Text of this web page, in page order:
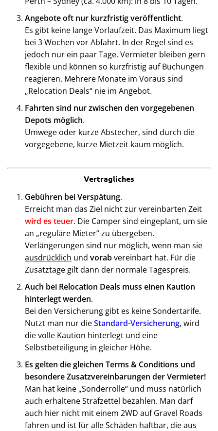
Angebote oft nur kurzfristig veröffentlicht.
Es gibt keine lange Vorlaufzeit. Das Maximum liegt
bei 3 Wochen vor Abfahrt. In der Regel sind es
jedoch nur ein paar Tage. Vermieter bleiben gern
flexible und können so kurzfristig auf Buchungen
reagieren. Mehrere Monate im Voraus sind
„Relocation Deals“ nie im Angebot.
Fahrten sind nur zwischen den vorgegebenen
Depots möglich.
Umwege oder kurze Abstecher, sind durch die
vorgegebene, kurze Mietzeit kaum möglich.
Vertragliches
Gebühren bei Verspätung.
Erreicht man das Ziel nicht zur vereinbarten Zeit
wird es teuer. Die Camper sind eingeplant, um sie
an „reguläre Mieter“ zu übergeben.
Verlängerungen sind nur möglich, wenn man sie
ausdrücklich und vorabvereinbart hat. Für die
Zusatztage gilt dann der normale Tagespreis.
Auch bei Relocation Deals muss einen Kaution
hinterlegt werden.
Bei den Versicherung gibt es keine Sondertarife.
Nutzt man nur dieStandard-Versicherung, wird
die volle Kaution hinterlegt und eine
Selbstbeteiligung in gleicher Höhe.
Es gelten die gleichen Terms & Conditions und
besondere Zusatzvereinbarungen der Vermieter!
Man hat keine „Sonderrolle“ und muss natürlich
auch erhaltene Strafzettel bezahlen. Man darf
auch hier nicht mit einem 2WD auf Gravel Roads
fahren und ist für alle Schäden haftbar, die aus